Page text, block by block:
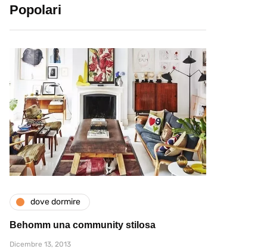
Popolari
dove dormire
Behomm una community stilosa
Dicembre 13, 2013